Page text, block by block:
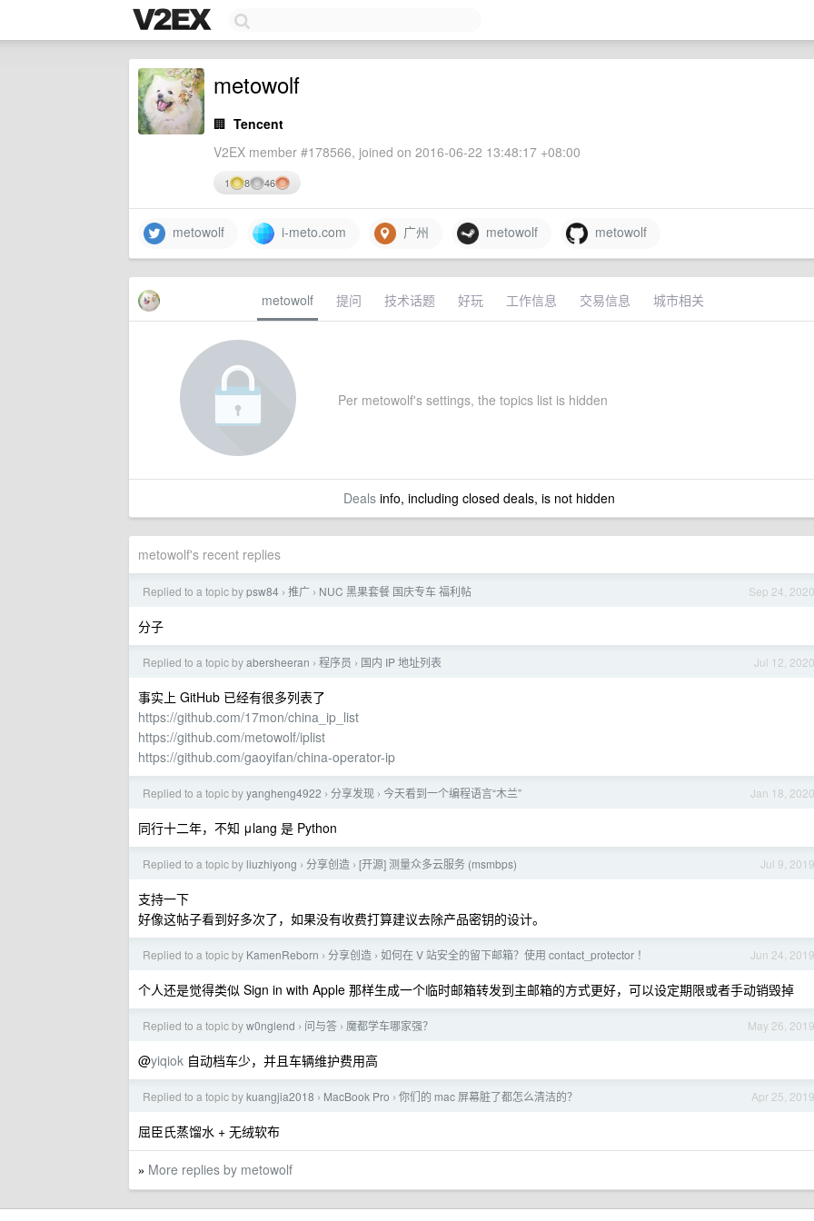
metowolf
🏢 Tencent
V2EX member #178566, joined on 2016-06-22 13:48:17 +08:00
1 8 46
metowolf i-meto.com 广州 metowolf metowolf
metowolf 提问 技术话题 好玩 工作信息 交易信息 城市相关
Per metowolf's settings, the topics list is hidden
Dealsinfo, including closed deals, is not hidden
metowolf's recent replies
Sep 24, 2020
Replied to a topic bypsw84 › 推广 › NUC 黑果套餐 国庆专车 福利帖
分子
Jul 12, 2020
Replied to a topic byabersheeran › 程序员 › 国内 IP 地址列表
事实上 GitHub 已经有很多列表了
https://github.com/17mon/china_ip_list
https://github.com/metowolf/iplist
https://github.com/gaoyifan/china-operator-ip
Jan 18, 2020
Replied to a topic byyangheng4922 › 分享发现 › 今天看到一个编程语言“木兰”
同行十二年，不知 μlang 是 Python
Jul 9, 2019
Replied to a topic by liuzhiyong › 分享创造 › [开源] 测量众多云服务 (msmbps)
支持一下
好像这帖子看到好多次了，如果没有收费打算建议去除产品密钥的设计。
Jun 24, 2019
Replied to a topic by KamenReborn › 分享创造 › 如何在 V 站安全的留下邮箱？使用 contact_protector ！
个人还是觉得类似 Sign in with Apple 那样生成一个临时邮箱转发到主邮箱的方式更好，可以设定期限或者手动销毁掉
May 26, 2019
Replied to a topic byw0nglend › 问与答 › 魔都学车哪家强？
@yiqiok 自动档车少，并且车辆维护费用高
Apr 25, 2019
Replied to a topic bykuangjia2018 › MacBook Pro › 你们的 mac 屏幕脏了都怎么清洁的？
屈臣氏蒸馏水 + 无绒软布
» More replies by metowolf